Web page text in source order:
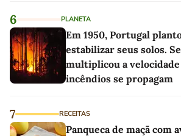
6 PLANETA
Em 1950, Portugal
estabilizar seus solos.
multiplicou a velocidade
incêndios se propagam
7 RECEITAS
Panqueca de maçã com